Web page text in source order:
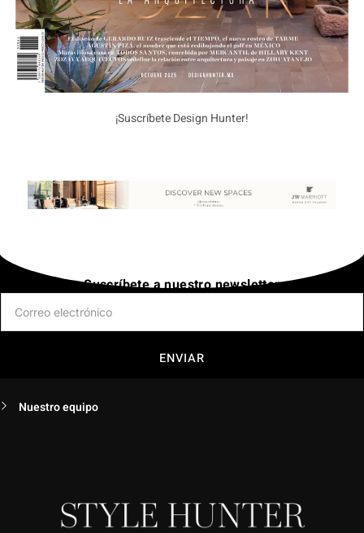
¡Suscríbete Design Hunter!
Suscríbete a nuestro newsletter
ENVIAR
Nuestro equipo